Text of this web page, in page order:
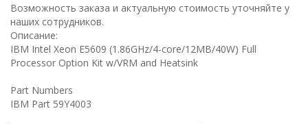
Возможность заказа и актуальную стоимость уточняйте у
наших сотрудников.
Описание:
IBM Intel Xeon E5609 (1.86GHz/4-core/12MB/40W) Full
Processor Option Kit w/VRM and Heatsink
Part Numbers
IBM Part 59Y4003